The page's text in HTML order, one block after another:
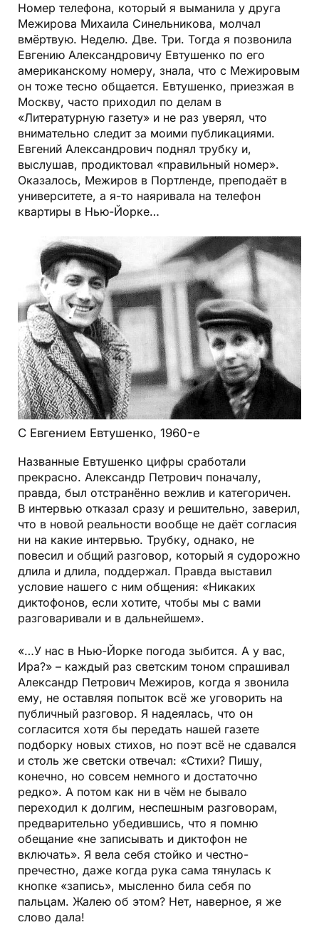
Номер телефона, который я выманила у друга
Межирова Михаила Синельникова, молчал
вмёртвую. Неделю. Две. Три. Тогда я позвонила
Евгению Александровичу Евтушенко по его
американскому номеру, знала, что с Межировым
он тоже тесно общается. Евтушенко, приезжая в
Москву, часто приходил по делам в
«Литературную газету» и не раз уверял, что
внимательно следит за моими публикациями.
Евгений Александрович поднял трубку и,
выслушав, продиктовал «правильный номер».
Оказалось, Межиров в Портленде, преподаёт в
университете, а я-то наяривала на телефон
квартиры в Нью-Йорке…
С Евгением Евтушенко, 1960-е
Названные Евтушенко цифры сработали
прекрасно. Александр Петрович поначалу,
правда, был отстранённо вежлив и категоричен.
В интервью отказал сразу и решительно, заверил,
что в новой реальности вообще не даёт согласия
ни на какие интервью. Трубку, однако, не
повесил и общий разговор, который я судорожно
длила и длила, поддержал. Правда выставил
условие нашего с ним общения: «Никаких
диктофонов, если хотите, чтобы мы с вами
разговаривали и в дальнейшем».
«…У нас в Нью-Йорке погода зыбится. А у вас,
Ира?» – каждый раз светским тоном спрашивал
Александр Петрович Межиров, когда я звонила
ему, не оставляя попыток всё же уговорить на
публичный разговор. Я надеялась, что он
согласится хотя бы передать нашей газете
подборку новых стихов, но поэт всё не сдавался
и столь же светски отвечал: «Стихи? Пишу,
конечно, но совсем немного и достаточно
редко». А потом как ни в чём не бывало
переходил к долгим, неспешным разговорам,
предварительно убедившись, что я помню
обещание «не записывать и диктофон не
включать». Я вела себя стойко и честно-
пречестно, даже когда рука сама тянулась к
кнопке «запись», мысленно била себя по
пальцам. Жалею об этом? Нет, наверное, я же
слово дала!